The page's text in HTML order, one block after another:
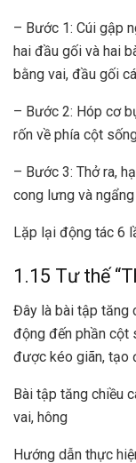
– Bước 1: Cúi gập
hai đầu gối và hai
bằng vai, đầu gối
– Bước 2: Hóp cơ
rốn về phía cột
– Bước 3: Thở ra,
cong lưng và
Lặp lại động tác 6
1.15 Tư thế
Đây là bài tập tăng
động đến phần cột
được kéo giãn, tạo
Bài tập tăng chiều
vai, hông
Hướng dẫn thực